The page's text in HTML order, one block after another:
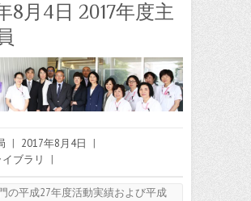
8月4日 2017年度主
| 2017年8月4日
|
ブラリ
|
の平成27年度活動実績および平成